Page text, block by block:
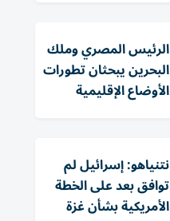
الرئيس المصري وملك
البحرين يبحثان تطورات
الأوضاع الإقليمية
نتنياهو: إسرائيل لم
توافق بعد على الخطة
الأمريكية بشأن غزة